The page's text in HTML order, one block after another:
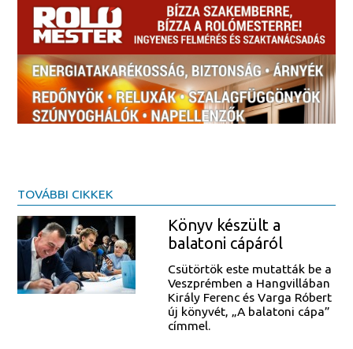
TOVÁBBI CIKKEK
Könyv készült a
balatoni cápáról
Csütörtök este mutatták be a
Veszprémben a Hangvillában
Király Ferenc és Varga Róbert
új könyvét, „A balatoni cápa”
címmel.